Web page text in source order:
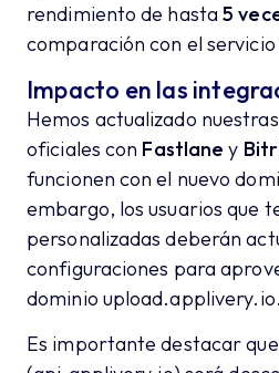
rendimiento de hasta5
comparación con el
Impacto en las
Hemos actualizado
oficiales con Fastlane y
funcionen con el nuevo
embargo, los usuarios que
personalizadas deberán
configuraciones para
dominio upload.applivery.io.
Es importante destacar